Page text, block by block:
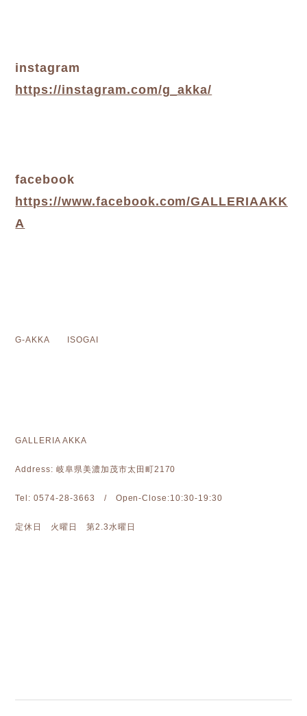
instagram
https://instagram.com/g_akka/
facebook
https://www.facebook.com/GALLERIAAKK
A
G-AKKA ISOGAI
GALLERIA AKKA
Address: 岐阜県美濃加茂市太田町2170
Tel: 0574-28-3663 / Open-Close:10:30-19:30
定休日 火曜日 第2.3水曜日